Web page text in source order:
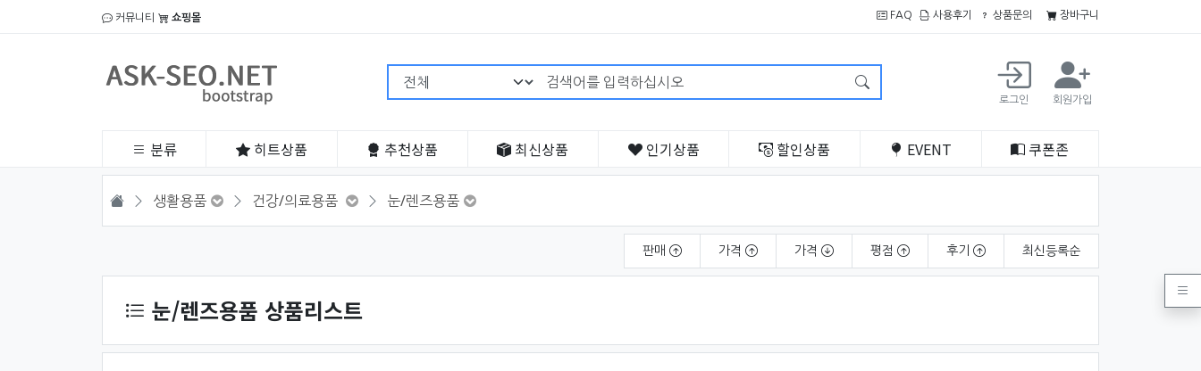
커뮤니티 쇼핑몰 FAQ 사용후기 상품문의 장바구니
검색어 필수
로그인 회원가입
분류 히트상품 추천상품 최신상품 인기상품 할인상품 EVENT 쿠폰존
HOME 생활용품 건강/의료용품 눈/렌즈용품
판매 가격 가격 평점 후기 최신등록순
눈/렌즈용품 상품리스트